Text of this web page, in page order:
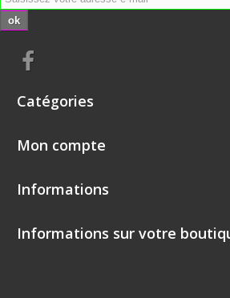
ok
Catégories
Mon compte
Informations
Informations sur votre